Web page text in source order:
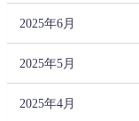
2025年6月
2025年5月
2025年4月